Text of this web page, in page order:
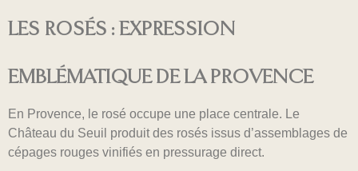
LES ROSÉS : EXPRESSION
EMBLÉMATIQUE DE LA PROVENCE
En Provence, le rosé occupe une place centrale. Le
Château du Seuil produit des rosés issus d’assemblages de
cépages rouges vinifiés en pressurage direct.